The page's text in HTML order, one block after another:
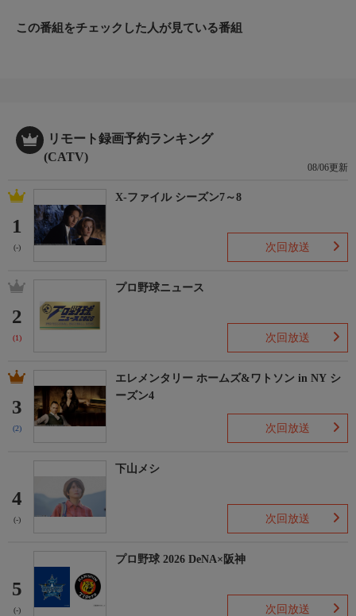
＊ライブ放送につき、番組および商品内容に変更が生じる場合も
この番組をチェックした人が見ている番組
リモート録画予約ランキング
(CATV)
08/06更新
1
(-)
X-ファイル シーズン7～8
次回放送
2
(1)
プロ野球ニュース
次回放送
3
(2)
エレメンタリー ホームズ&ワトソン in NY シ
ーズン4
次回放送
4
(-)
下山メシ
次回放送
5
(-)
プロ野球 2026 DeNA×阪神
次回放送